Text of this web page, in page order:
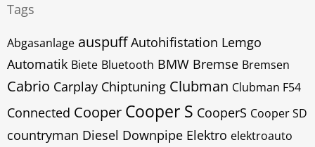
Tags
Abgasanlage auspuff Autohifistation Lemgo
Automatik Biete Bluetooth BMW Bremse Bremsen
Cabrio Carplay Chiptuning Clubman Clubman F54
Connected Cooper Cooper S CooperS Cooper SD
countryman Diesel Downpipe Elektro elektroauto